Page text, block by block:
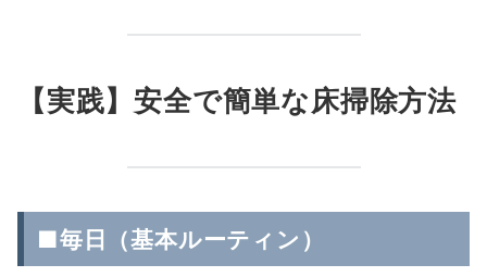
【実践】安全で簡単な床掃除方法
■毎日（基本ルーティン）